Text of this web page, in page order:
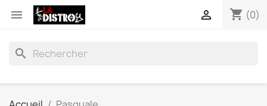
 shopping_cart (0)

search